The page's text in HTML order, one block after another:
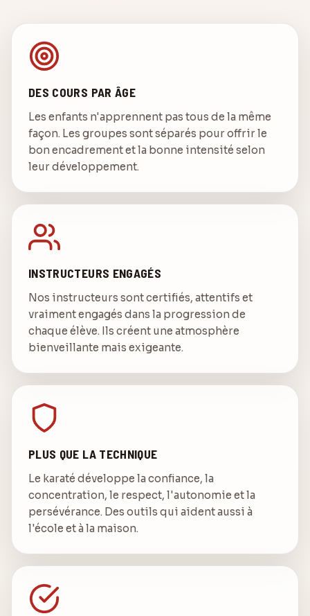
DES COURS PAR ÂGE
Les enfants n'apprennent pas tous de la même
façon. Les groupes sont séparés pour offrir le
bon encadrement et la bonne intensité selon
leur développement.
INSTRUCTEURS ENGAGÉS
Nos instructeurs sont certifiés, attentifs et
vraiment engagés dans la progression de
chaque élève. Ils créent une atmosphère
bienveillante mais exigeante.
PLUS QUE LA TECHNIQUE
Le karaté développe la confiance, la
concentration, le respect, l'autonomie et la
persévérance. Des outils qui aident aussi à
l'école et à la maison.